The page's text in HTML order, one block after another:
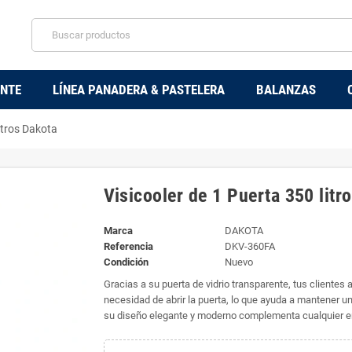
LÍNEA PANADERA & PASTELERA BALANZAS
Dakota
Visicooler de 1 Puerta 350
Marca
DAKOTA
Referencia
DKV-360FA
Condición
Nuevo
Gracias a su puerta de vidrio transparente, tus
necesidad de abrir la puerta, lo que ayuda a mantener
su diseño elegante y moderno complementa cualquier